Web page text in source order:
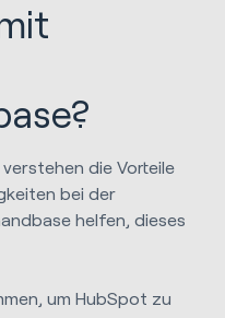
die Vorteile
bei der
helfen, dieses
um HubSpot zu